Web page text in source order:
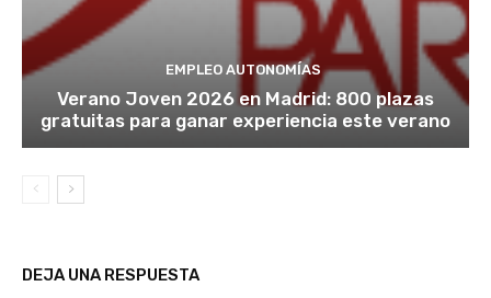
EMPLEO AUTONOMÍAS
Verano Joven 2026 en Madrid: 800 plazas
gratuitas para ganar experiencia este verano
DEJA UNA RESPUESTA